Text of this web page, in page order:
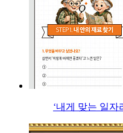
‘내게 맞는 일자